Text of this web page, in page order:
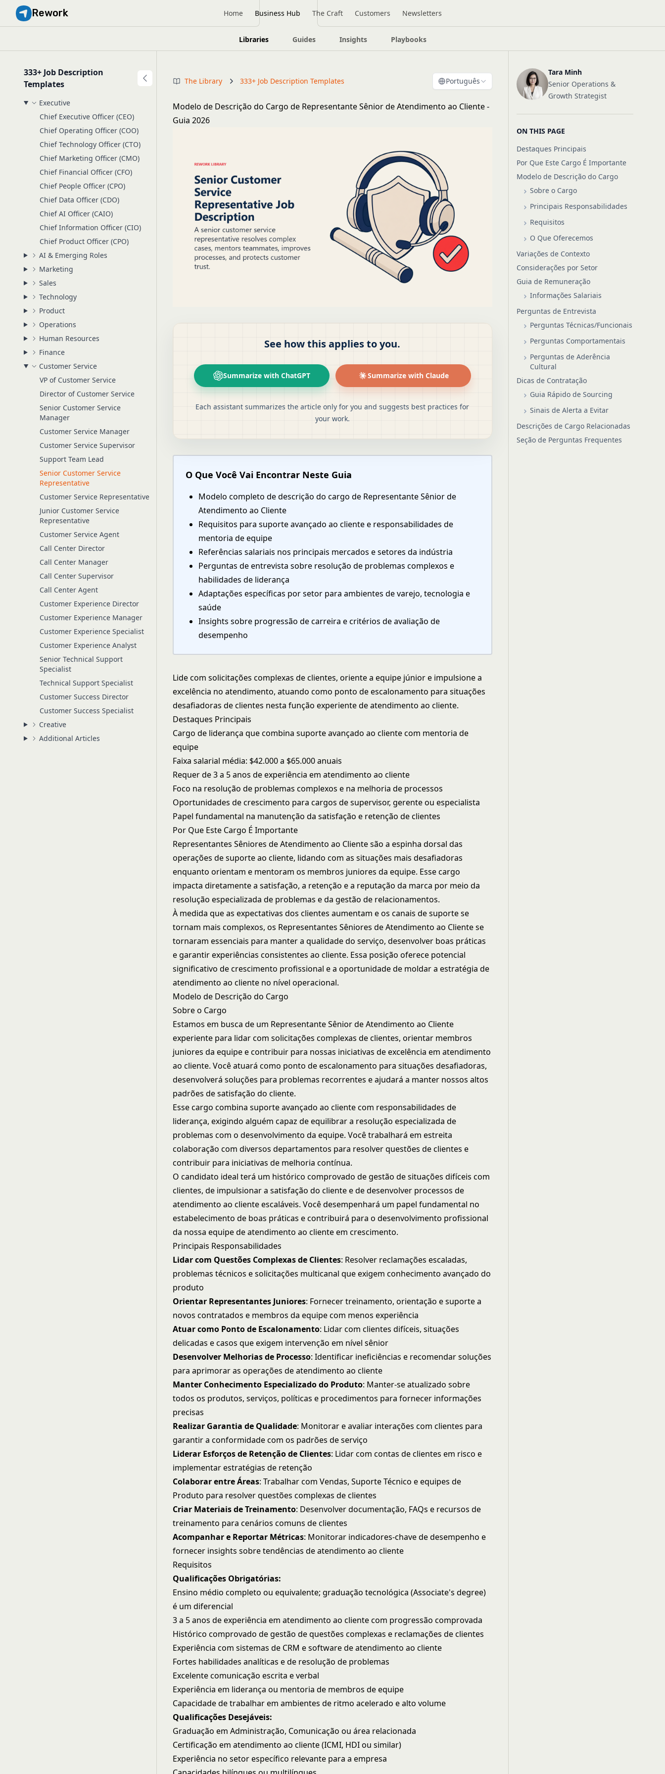
Rework Home Business Hub The Craft Customers Newsletters
Libraries Guides Insights Playbooks
333+ Job Description
Templates
Executive
Chief Executive Officer (CEO)
Chief Operating Officer (COO)
Chief Technology Officer (CTO)
Chief Marketing Officer (CMO)
Chief Financial Officer (CFO)
Chief People Officer (CPO)
Chief Data Officer (CDO)
Chief AI Officer (CAIO)
Chief Information Officer (CIO)
Chief Product Officer (CPO)
AI & Emerging Roles
Marketing
Sales
Technology
Product
Operations
Human Resources
Finance
Customer Service
VP of Customer Service
Director of Customer Service
Senior Customer Service
Manager
Customer Service Manager
Customer Service Supervisor
Support Team Lead
Senior Customer Service
Representative
Customer Service Representative
Junior Customer Service
Representative
Customer Service Agent
Call Center Director
Call Center Manager
Call Center Supervisor
Call Center Agent
Customer Experience Director
Customer Experience Manager
Customer Experience Specialist
Customer Experience Analyst
Senior Technical Support
Specialist
Technical Support Specialist
Customer Success Director
Customer Success Specialist
Creative
Additional Articles
The Library 333+ Job Description Templates Português
Modelo de Descrição do Cargo de Representante Sênior de Atendimento ao Cliente -
Guia 2026
See how this applies to you.
Summarize with ChatGPT Summarize with Claude
Each assistant summarizes the article only for you and suggests best practices for
your work.
O Que Você Vai Encontrar Neste Guia
Modelo completo de descrição do cargo de Representante Sênior de
Atendimento ao Cliente
Requisitos para suporte avançado ao cliente e responsabilidades de
mentoria de equipe
Referências salariais nos principais mercados e setores da indústria
Perguntas de entrevista sobre resolução de problemas complexos e
habilidades de liderança
Adaptações específicas por setor para ambientes de varejo, tecnologia e
saúde
Insights sobre progressão de carreira e critérios de avaliação de
desempenho
Lide com solicitações complexas de clientes, oriente a equipe júnior e impulsione a
excelência no atendimento, atuando como ponto de escalonamento para situações
desafiadoras de clientes nesta função experiente de atendimento ao cliente.
Destaques Principais
Cargo de liderança que combina suporte avançado ao cliente com mentoria de
equipe
Faixa salarial média: $42.000 a $65.000 anuais
Requer de 3 a 5 anos de experiência em atendimento ao cliente
Foco na resolução de problemas complexos e na melhoria de processos
Oportunidades de crescimento para cargos de supervisor, gerente ou especialista
Papel fundamental na manutenção da satisfação e retenção de clientes
Por Que Este Cargo É Importante
Representantes Sêniores de Atendimento ao Cliente são a espinha dorsal das
operações de suporte ao cliente, lidando com as situações mais desafiadoras
enquanto orientam e mentoram os membros juniores da equipe. Esse cargo
impacta diretamente a satisfação, a retenção e a reputação da marca por meio da
resolução especializada de problemas e da gestão de relacionamentos.
À medida que as expectativas dos clientes aumentam e os canais de suporte se
tornam mais complexos, os Representantes Sêniores de Atendimento ao Cliente se
tornaram essenciais para manter a qualidade do serviço, desenvolver boas práticas
e garantir experiências consistentes ao cliente. Essa posição oferece potencial
significativo de crescimento profissional e a oportunidade de moldar a estratégia de
atendimento ao cliente no nível operacional.
Modelo de Descrição do Cargo
Sobre o Cargo
Estamos em busca de um Representante Sênior de Atendimento ao Cliente
experiente para lidar com solicitações complexas de clientes, orientar membros
juniores da equipe e contribuir para nossas iniciativas de excelência em atendimento
ao cliente. Você atuará como ponto de escalonamento para situações desafiadoras,
desenvolverá soluções para problemas recorrentes e ajudará a manter nossos altos
padrões de satisfação do cliente.
Esse cargo combina suporte avançado ao cliente com responsabilidades de
liderança, exigindo alguém capaz de equilibrar a resolução especializada de
problemas com o desenvolvimento da equipe. Você trabalhará em estreita
colaboração com diversos departamentos para resolver questões de clientes e
contribuir para iniciativas de melhoria contínua.
O candidato ideal terá um histórico comprovado de gestão de situações difíceis com
clientes, de impulsionar a satisfação do cliente e de desenvolver processos de
atendimento ao cliente escaláveis. Você desempenhará um papel fundamental no
estabelecimento de boas práticas e contribuirá para o desenvolvimento profissional
da nossa equipe de atendimento ao cliente em crescimento.
Principais Responsabilidades
Lidar com Questões Complexas de Clientes: Resolver reclamações escaladas,
problemas técnicos e solicitações multicanal que exigem conhecimento avançado do
produto
Orientar Representantes Juniores: Fornecer treinamento, orientação e suporte a
novos contratados e membros da equipe com menos experiência
Atuar como Ponto de Escalonamento: Lidar com clientes difíceis, situações
delicadas e casos que exigem intervenção em nível sênior
Desenvolver Melhorias de Processo: Identificar ineficiências e recomendar soluções
para aprimorar as operações de atendimento ao cliente
Manter Conhecimento Especializado do Produto: Manter-se atualizado sobre
todos os produtos, serviços, políticas e procedimentos para fornecer informações
precisas
Realizar Garantia de Qualidade: Monitorar e avaliar interações com clientes para
garantir a conformidade com os padrões de serviço
Liderar Esforços de Retenção de Clientes: Lidar com contas de clientes em risco e
implementar estratégias de retenção
Colaborar entre Áreas: Trabalhar com Vendas, Suporte Técnico e equipes de
Produto para resolver questões complexas de clientes
Criar Materiais de Treinamento: Desenvolver documentação, FAQs e recursos de
treinamento para cenários comuns de clientes
Acompanhar e Reportar Métricas: Monitorar indicadores-chave de desempenho e
fornecer insights sobre tendências de atendimento ao cliente
Requisitos
Qualificações Obrigatórias:
Ensino médio completo ou equivalente; graduação tecnológica (Associate's degree)
é um diferencial
3 a 5 anos de experiência em atendimento ao cliente com progressão comprovada
Histórico comprovado de gestão de questões complexas e reclamações de clientes
Experiência com sistemas de CRM e software de atendimento ao cliente
Fortes habilidades analíticas e de resolução de problemas
Excelente comunicação escrita e verbal
Experiência em liderança ou mentoria de membros de equipe
Capacidade de trabalhar em ambientes de ritmo acelerado e alto volume
Qualificações Desejáveis:
Graduação em Administração, Comunicação ou área relacionada
Certificação em atendimento ao cliente (ICMI, HDI ou similar)
Experiência no setor específico relevante para a empresa
Tara Minh
Senior Operations &
Growth Strategist
ON THIS PAGE
Destaques Principais
Por Que Este Cargo É Importante
Modelo de Descrição do Cargo
Sobre o Cargo
Principais Responsabilidades
Requisitos
O Que Oferecemos
Variações de Contexto
Considerações por Setor
Guia de Remuneração
Informações Salariais
Perguntas de Entrevista
Perguntas Técnicas/Funcionais
Perguntas Comportamentais
Perguntas de Aderência
Cultural
Dicas de Contratação
Guia Rápido de Sourcing
Sinais de Alerta a Evitar
Descrições de Cargo Relacionadas
Seção de Perguntas Frequentes